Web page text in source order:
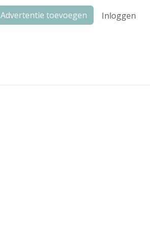
Advertentie toevoegen Inloggen